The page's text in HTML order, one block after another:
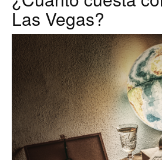
Las Vegas?